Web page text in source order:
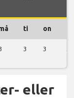
ti on
3 3
eller